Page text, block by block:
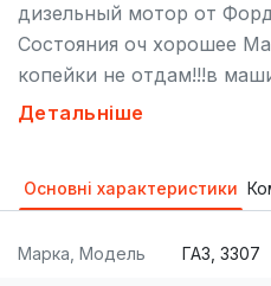
дизельный мотор от
Состояния оч хорошее
копейки не отдам!!!в
много денег все
https://auto.ria.com/
Детальніше
Основні характеристики
Марка, Модель ГАЗ, 3307